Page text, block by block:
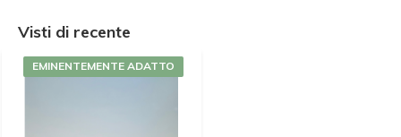
Visti di recente
EMINENTEMENTE ADATTO